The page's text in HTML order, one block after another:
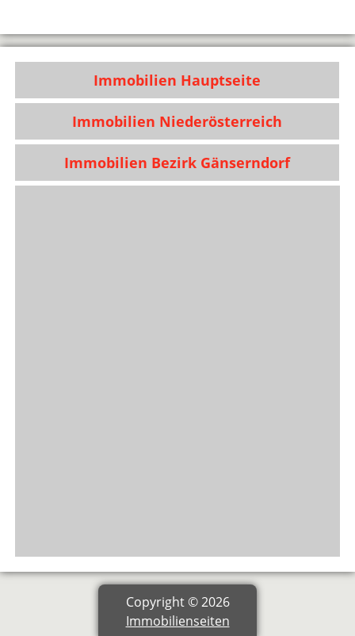
Immobilien Hauptseite
Immobilien Niederösterreich
Immobilien Bezirk Gänserndorf
Copyright © 2026
Immobilienseiten